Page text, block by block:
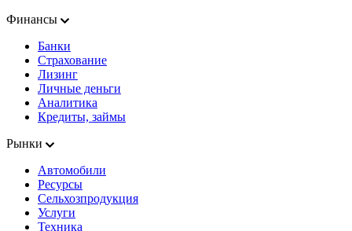
Финансы
Банки
Страхование
Лизинг
Личные деньги
Аналитика
Кредиты, займы
Рынки
Автомобили
Ресурсы
Сельхозпродукция
Услуги
Техника